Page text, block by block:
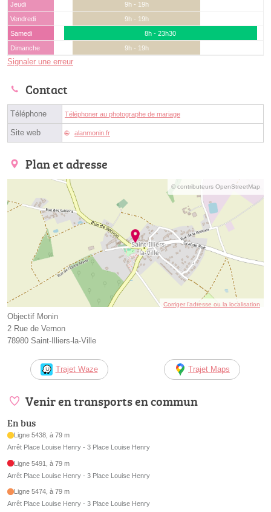
Jeudi
9h - 19h
Vendredi
9h - 19h
Samedi
8h - 23h30
Dimanche
9h - 19h
Signaler une erreur
Contact
Téléphone Téléphoner au photographe de mariage
Site web alanmonin.fr
Plan et adresse
© contributeurs OpenStreetMap
Corriger l’adresse ou la localisation
Objectif Monin
2 Rue de Vernon
78980 Saint-Illiers-la-Ville
Trajet Waze Trajet Maps
Venir en transports en commun
En bus
Ligne 5438, à 79 m
Arrêt Place Louise Henry - 3 Place Louise Henry
Ligne 5491, à 79 m
Arrêt Place Louise Henry - 3 Place Louise Henry
Ligne 5474, à 79 m
Arrêt Place Louise Henry - 3 Place Louise Henry